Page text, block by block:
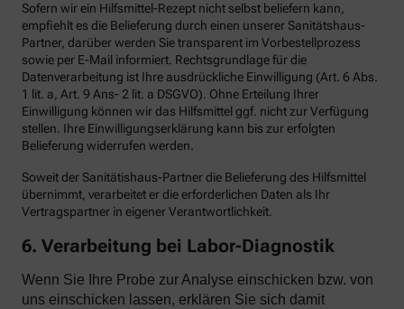
Sofern wir ein Hilfsmittel-Rezept nicht selbst beliefern kann,
empfiehlt es die Belieferung durch einen unserer Sanitätshaus-
Partner, darüber werden Sie transparent im Vorbestellprozess
sowie per E-Mail informiert. Rechtsgrundlage für die
Datenverarbeitung ist Ihre ausdrückliche Einwilligung (Art. 6 Abs.
1 lit. a, Art. 9 Ans- 2 lit. a DSGVO). Ohne Erteilung Ihrer
Einwilligung können wir das Hilfsmittel ggf. nicht zur Verfügung
stellen. Ihre Einwilligungserklärung kann bis zur erfolgten
Belieferung widerrufen werden.
Soweit der Sanitätishaus-Partner die Belieferung des Hilfsmittel
übernimmt, verarbeitet er die erforderlichen Daten als Ihr
Vertragspartner in eigener Verantwortlichkeit.
6. Verarbeitung bei Labor-Diagnostik
Wenn Sie Ihre Probe zur Analyse einschicken bzw. von
uns einschicken lassen, erklären Sie sich damit